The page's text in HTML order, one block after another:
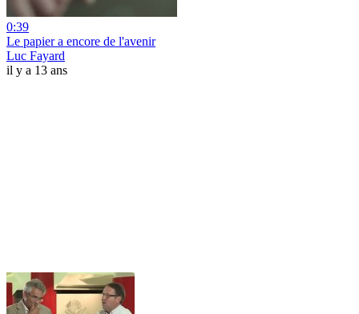
0:39
Le papier a encore de l'avenir
Luc Fayard
il y a 13 ans